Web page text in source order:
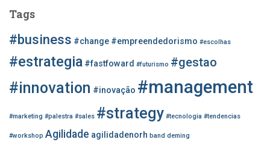
a
r
o
Tags
#business #change #empreendedorismo #escolhas
#estrategia #fastfoward #futurismo #gestao
#innovation #inovação #management
#marketing #palestra #sales #strategy #tecnologia #tendencias
#workshop Agilidade agilidadenorh band deming